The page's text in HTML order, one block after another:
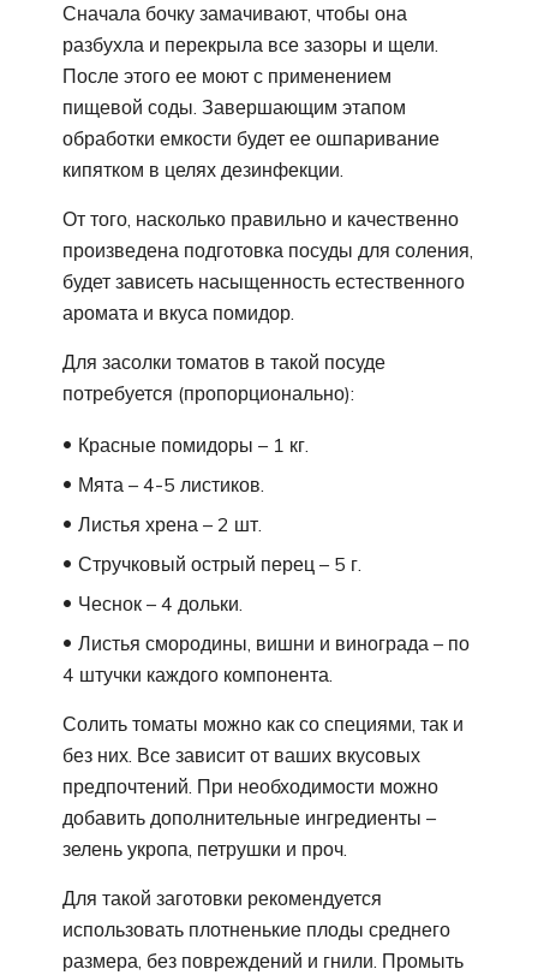
Сначала бочку замачивают, чтобы она
разбухла и перекрыла все зазоры и щели.
После этого ее моют с применением
пищевой соды. Завершающим этапом
обработки емкости будет ее ошпаривание
кипятком в целях дезинфекции.
От того, насколько правильно и качественно
произведена подготовка посуды для соления,
будет зависеть насыщенность естественного
аромата и вкуса помидор.
Для засолки томатов в такой посуде
потребуется (пропорционально):
Красные помидоры – 1 кг.
Мята – 4-5 листиков.
Листья хрена – 2 шт.
Стручковый острый перец – 5 г.
Чеснок – 4 дольки.
Листья смородины, вишни и винограда – по
4 штучки каждого компонента.
Солить томаты можно как со специями, так и
без них. Все зависит от ваших вкусовых
предпочтений. При необходимости можно
добавить дополнительные ингредиенты –
зелень укропа, петрушки и проч.
Для такой заготовки рекомендуется
использовать плотненькие плоды среднего
размера, без повреждений и гнили. Промыть